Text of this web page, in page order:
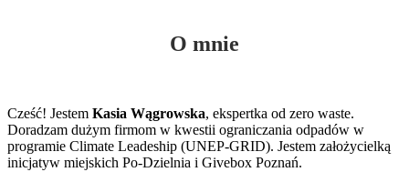
O mnie
Cześć! Jestem Kasia Wągrowska, ekspertka od zero waste.
Doradzam dużym firmom w kwestii ograniczania odpadów w
programie Climate Leadeship (UNEP-GRID). Jestem założycielką
inicjatyw miejskich Po-Dzielnia i Givebox Poznań.